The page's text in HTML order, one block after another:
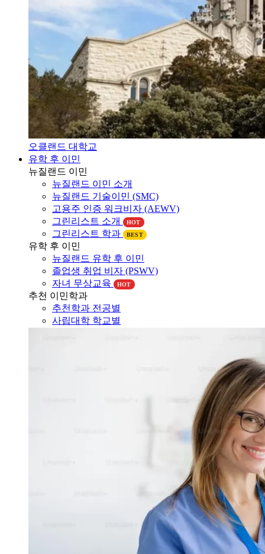
오클랜드 대학교
유학 후 이민
뉴질랜드 이민
뉴질랜드 이민 소개
뉴질랜드 기술이민 (SMC)
고용주 인증 워크비자 (AEWV)
그린리스트 소개
HOT
그린리스트 학과 BEST
유학 후 이민
뉴질랜드 유학 후 이민
졸업생 취업 비자 (PSWV)
자녀 무상교육
HOT
추천 이민학과
추천학과 전공별
사립대학 학교별